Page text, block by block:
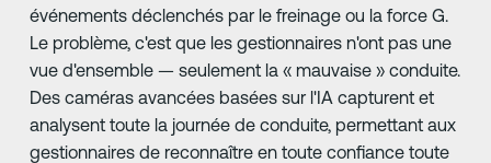
événements déclenchés par le freinage ou la force G.
Le problème, c'est que les gestionnaires n'ont pas une
vue d'ensemble — seulement la « mauvaise » conduite.
Des caméras avancées basées sur l'IA capturent et
analysent toute la journée de conduite, permettant aux
gestionnaires de reconnaître en toute confiance toute